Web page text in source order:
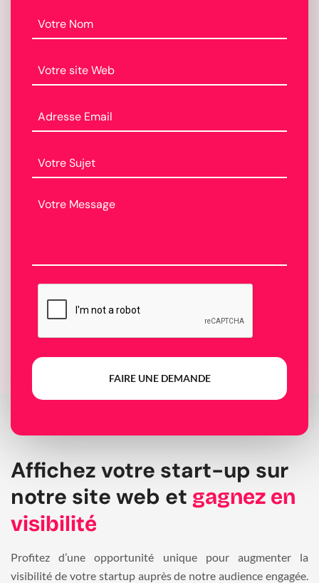
FAIRE UNE DEMANDE
Affichez votre start-up sur
notre site web et gagnez en
visibilité
Profitez d’une opportunité unique pour augmenter la
visibilité de votre startup auprès de notre audience engagée.